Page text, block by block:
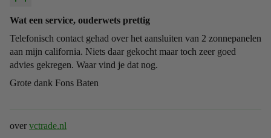
Wat een service, ouderwets prettig
Telefonisch contact gehad over het aansluiten van 2 zonnepanelen
aan mijn california. Niets daar gekocht maar toch zeer goed
advies gekregen. Waar vind je dat nog.
Grote dank Fons Baten
vctrade.nl